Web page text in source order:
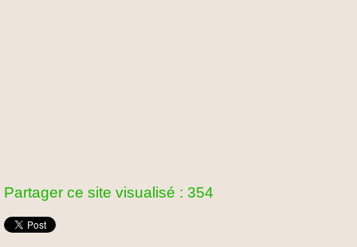
Partager ce site visualisé : 354